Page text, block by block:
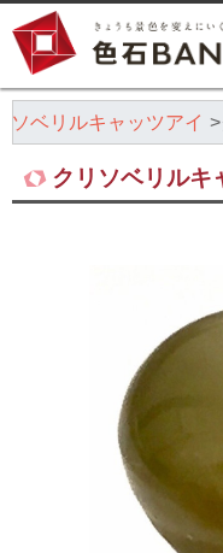
ソベリルキャッツアイ
クリソベリルキ